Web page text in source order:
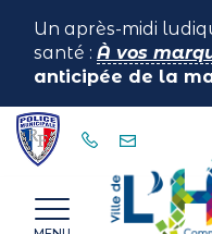
Un après-midi
santé : À vos
anticipée de la
Horme